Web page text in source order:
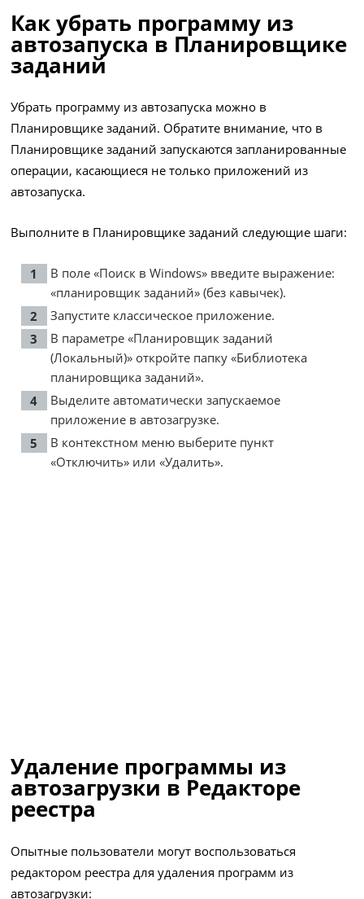
Как убрать программу из
автозапуска в Планировщике
заданий
Убрать программу из автозапуска можно в
Планировщике заданий. Обратите внимание, что в
Планировщике заданий запускаются запланированные
операции, касающиеся не только приложений из
автозапуска.
Выполните в Планировщике заданий следующие шаги:
В поле «Поиск в Windows» введите выражение:
«планировщик заданий» (без кавычек).
Запустите классическое приложение.
В параметре «Планировщик заданий
(Локальный)» откройте папку «Библиотека
планировщика заданий».
Выделите автоматически запускаемое
приложение в автозагрузке.
В контекстном меню выберите пункт
«Отключить» или «Удалить».
Удаление программы из
автозагрузки в Редакторе
реестра
Опытные пользователи могут воспользоваться
редактором реестра для удаления программ из
автозагрузки: